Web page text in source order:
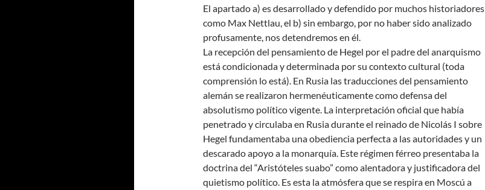
El apartado a) es desarrollado y defendido por muchos historiadores
como Max Nettlau, el b) sin embargo, por no haber sido analizado
profusamente, nos detendremos en él.
La recepción del pensamiento de Hegel por el padre del anarquismo
está condicionada y determinada por su contexto cultural (toda
comprensión lo está). En Rusia las traducciones del pensamiento
alemán se realizaron hermenéuticamente como defensa del
absolutismo político vigente. La interpretación oficial que había
penetrado y circulaba en Rusia durante el reinado de Nicolás I sobre
Hegel fundamentaba una obediencia perfecta a las autoridades y un
descarado apoyo a la monarquía. Este régimen férreo presentaba la
doctrina del “Aristóteles suabo” como alentadora y justificadora del
quietismo político. Es esta la atmósfera que se respira en Moscú a